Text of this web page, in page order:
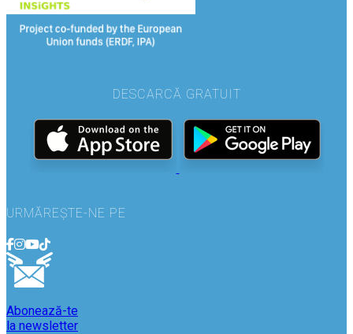
DESCARCĂ GRATUIT
URMĂREȘTE-NE PE
Abonează-te
la newsletter